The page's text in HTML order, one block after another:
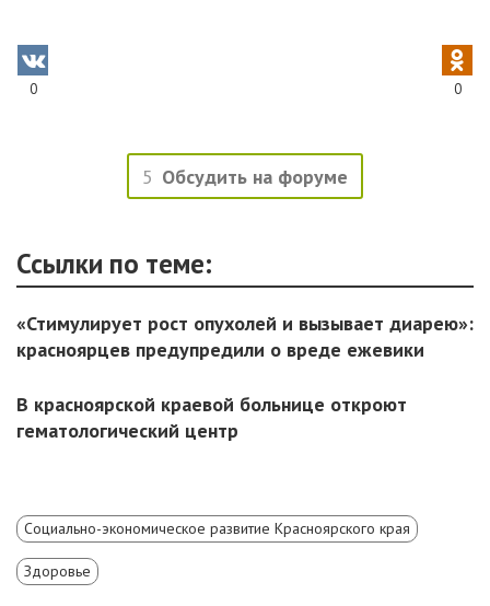
0 0
5 Обсудить на форуме
Ссылки по теме:
«Стимулирует рост опухолей и вызывает диарею»:
красноярцев предупредили о вреде ежевики
В красноярской краевой больнице откроют
гематологический центр
Социально-экономическое развитие Красноярского края
Здоровье